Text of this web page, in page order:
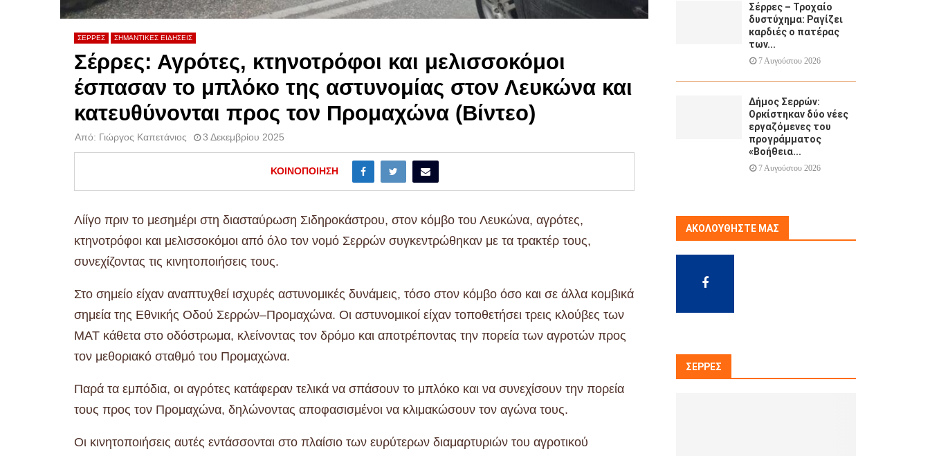
ΣΕΡΡΕΣ ΣΗΜΑΝΤΙΚΕΣ ΕΙΔΗΣΕΙΣ
Σέρρες: Αγρότες, κτηνοτρόφοι και μελισσοκόμοι
έσπασαν το μπλόκο της αστυνομίας στον Λευκώνα και
κατευθύνονται προς τον Προμαχώνα (Βίντεο)
Από: Γιώργος Καπετάνιος 3 Δεκεμβρίου 2025
ΚΟΙΝΟΠΟΊΗΣΗ
Λίίγο πριν το μεσημέρι στη διασταύρωση Σιδηροκάστρου, στον κόμβο του Λευκώνα, αγρότες,
κτηνοτρόφοι και μελισσοκόμοι από όλο τον νομό Σερρών συγκεντρώθηκαν με τα τρακτέρ τους,
συνεχίζοντας τις κινητοποιήσεις τους.
Στο σημείο είχαν αναπτυχθεί ισχυρές αστυνομικές δυνάμεις, τόσο στον κόμβο όσο και σε άλλα κομβικά
σημεία της Εθνικής Οδού Σερρών–Προμαχώνα. Οι αστυνομικοί είχαν τοποθετήσει τρεις κλούβες των
ΜΑΤ κάθετα στο οδόστρωμα, κλείνοντας τον δρόμο και αποτρέποντας την πορεία των αγροτών προς
τον μεθοριακό σταθμό του Προμαχώνα.
Παρά τα εμπόδια, οι αγρότες κατάφεραν τελικά να σπάσουν το μπλόκο και να συνεχίσουν την πορεία
τους προς τον Προμαχώνα, δηλώνοντας αποφασισμένοι να κλιμακώσουν τον αγώνα τους.
Οι κινητοποιήσεις αυτές εντάσσονται στο πλαίσιο των ευρύτερων διαμαρτυριών του αγροτικού
Σέρρες – Τροχαίο
δυστύχημα: Ραγίζει
καρδιές ο πατέρας
των...
7 Αυγούστου 2026
Δήμος Σερρών:
Ορκίστηκαν δύο νέες
εργαζόμενες του
προγράμματος
«Βοήθεια...
7 Αυγούστου 2026
ΑΚΟΛΟΥΘΉΣΤΕ ΜΑΣ
ΣΈΡΡΕΣ